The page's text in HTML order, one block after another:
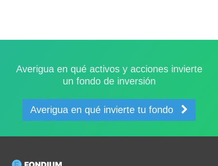
Averigua en qué activos y acciones invierte
un fondo de inversión
Averigua en qué invierte tu fondo